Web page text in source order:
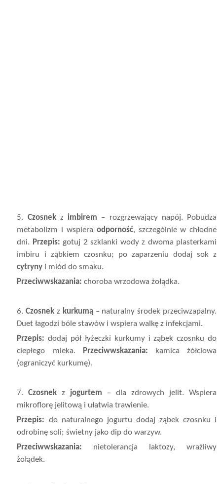
5. Czosnekz imbirem – rozgrzewający napój. Pobudza
metabolizm i wspiera odporność, szczególnie w chłodne
dni. Przepis: gotuj 2 szklanki wody z dwoma plasterkami
imbiru i ząbkiem czosnku; po zaparzeniu dodaj sok z
cytryny i miód do smaku.
Przeciwwskazania: choroba wrzodowa żołądka.
6.Czosnek z kurkumą– naturalny środek przeciwzapalny.
Duet łagodzi bóle stawów i wspiera walkę z infekcjami.
Przepis: dodaj pół łyżeczki kurkumy i ząbek czosnku do
ciepłego mleka.
Przeciwwskazania: kamica żółciowa
(ograniczyć kurkumę).
7.Czosnek z jogurtem – dla zdrowych jelit. Wspiera
mikroflorę jelitową i ułatwia trawienie.
Przepis: do naturalnego jogurtu dodaj ząbek czosnku i
odrobinę soli; świetny jako dip do warzyw.
Przeciwwskazania: nietolerancja laktozy, wrażliwy
żołądek.